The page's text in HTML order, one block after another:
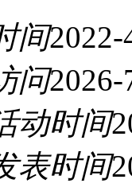
间2022-
问2026-
动时间
表时间